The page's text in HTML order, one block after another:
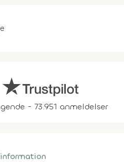
- 73.951 anmeldelser